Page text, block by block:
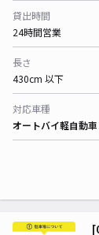
貸出時間
24時間営業
長さ
430cm 以下
対応車種
オートバイ軽自動車